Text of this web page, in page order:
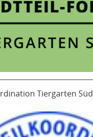
Tiergarten Süd